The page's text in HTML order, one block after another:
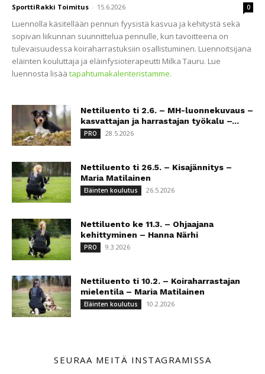
SporttiRakki Toimitus - 15.6.2026 0
Luennolla käsitellään pennun fyysistä kasvua ja kehitystä sekä
sopivan liikunnan suunnittelua pennulle, kun tavoitteena on
tulevaisuudessa koiraharrastuksiin osallistuminen. Luennoitsijana
eläinten kouluttaja ja eläinfysioterapeutti Milka Tauru. Lue
luennosta lisää tapahtumakalenteristamme.
Nettiluento ti 2.6. – MH-luonnekuvaus –
kasvattajan ja harrastajan työkalu –...
PRO 28.5.2026
Nettiluento ti 26.5. – Kisajännitys –
Maria Matilainen
Eläinten koulutus 26.5.2026
Nettiluento ke 11.3. – Ohjaajana
kehittyminen – Hanna Närhi
PRO 9.3.2026
Nettiluento ti 10.2. – Koiraharrastajan
mielentila – Maria Matilainen
Eläinten koulutus 10.2.2026
SEURAA MEITÄ INSTAGRAMISSA